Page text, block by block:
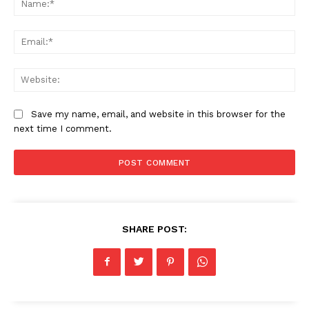
Save my name, email, and website in this browser for the
next time I comment.
SHARE POST: